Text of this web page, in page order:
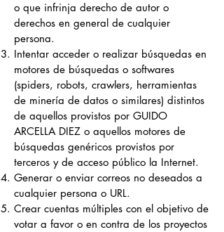
o que infrinja derecho de autor o
derechos en general de cualquier
persona.
Intentar acceder o realizar búsquedas en
motores de búsquedas o softwares
(spiders, robots, crawlers, herramientas
de minería de datos o similares) distintos
de aquellos provistos por GUIDO
ARCELLA DIEZ o aquellos motores de
búsquedas genéricos provistos por
terceros y de acceso público la Internet.
Generar o enviar correos no deseados a
cualquier persona o URL.
Crear cuentas múltiples con el objetivo de
votar a favor o en contra de los proyectos